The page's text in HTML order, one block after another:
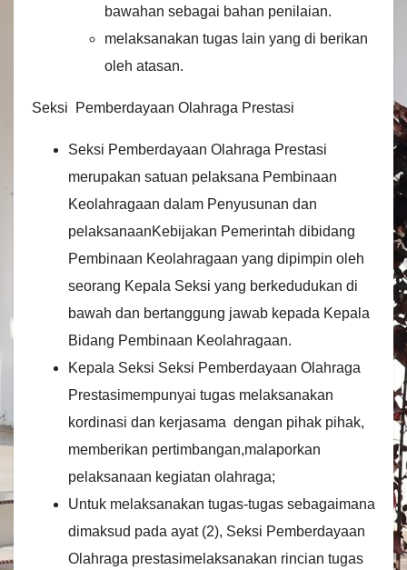
bawahan sebagai bahan penilaian.
melaksanakan tugas lain yang di berikan
oleh atasan.
Seksi Pemberdayaan Olahraga Prestasi
Seksi Pemberdayaan Olahraga Prestasi
merupakan satuan pelaksana Pembinaan
Keolahragaan dalam Penyusunan dan
pelaksanaanKebijakan Pemerintah dibidang
Pembinaan Keolahragaan yang dipimpin oleh
seorang Kepala Seksi yang berkedudukan di
bawah dan bertanggung jawab kepada Kepala
Bidang Pembinaan Keolahragaan.
Kepala Seksi Seksi Pemberdayaan Olahraga
Prestasimempunyai tugas melaksanakan
kordinasi dan kerjasama dengan pihak pihak,
memberikan pertimbangan,malaporkan
pelaksanaan kegiatan olahraga;
Untuk melaksanakan tugas-tugas sebagaimana
dimaksud pada ayat (2), Seksi Pemberdayaan
Olahraga prestasimelaksanakan rincian tugas